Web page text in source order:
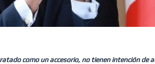
como un accesorio, no tienen intención de